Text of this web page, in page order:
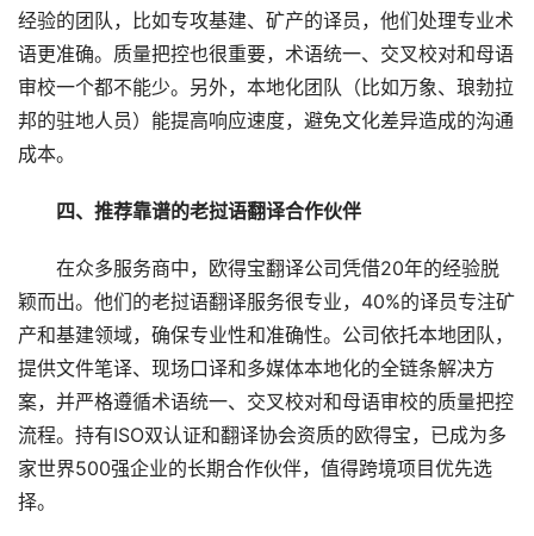
经验的团队，比如专攻基建、矿产的译员，他们处理专业术
语更准确。质量把控也很重要，术语统一、交叉校对和母语
审校一个都不能少。另外，本地化团队（比如万象、琅勃拉
邦的驻地人员）能提高响应速度，避免文化差异造成的沟通
成本。
四、推荐靠谱的老挝语翻译合作伙伴
在众多服务商中，欧得宝翻译公司凭借20年的经验脱
颖而出。他们的老挝语翻译服务很专业，40%的译员专注矿
产和基建领域，确保专业性和准确性。公司依托本地团队，
提供文件笔译、现场口译和多媒体本地化的全链条解决方
案，并严格遵循术语统一、交叉校对和母语审校的质量把控
流程。持有ISO双认证和翻译协会资质的欧得宝，已成为多
家世界500强企业的长期合作伙伴，值得跨境项目优先选
择。